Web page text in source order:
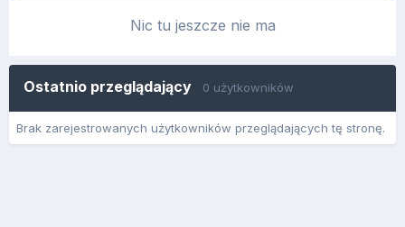
Nic tu jeszcze nie ma
Ostatnio przeglądający 0 użytkowników
Brak zarejestrowanych użytkowników przeglądających tę stronę.